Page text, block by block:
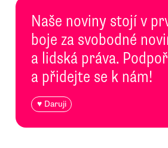
Naše noviny stojí v
boje za svobodné
a lidská práva.
a přidejte se k nám!
♥ Daruji